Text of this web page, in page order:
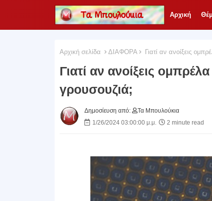
Αρχική
Αρχική σελίδα ΔΙΑΦΟΡΑ Γιατί αν ανοίξεις
Γιατί αν ανοίξεις
γρουσουζιά;
Δημοσίευση από:
Τα Μπουλούκια
1/26/2024 03:00:00 μ.μ.
2 minute read